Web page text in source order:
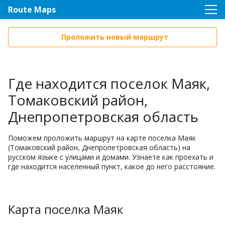
Route Maps
Проложить новый маршрут
Где находится поселок Маяк,
Томаковский район,
Днепропетровская область
Поможем проложить маршрут на карте поселка Маяк
(Томаковский район, Днепропетровская область) на
русском языке с улицами и домами. Узнаете как проехать и
где находится населенный пункт, какое до него расстояние.
Карта поселка Маяк